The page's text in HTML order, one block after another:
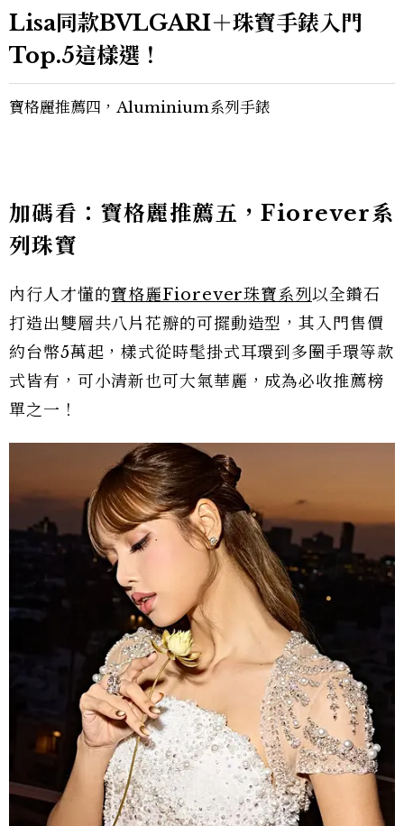
Lisa同款BVLGARI＋珠寶手錶入門
Top.5這樣選！
寶格麗推薦四，Aluminium系列手錶
加碼看：寶格麗推薦五，Fiorever系
列珠寶
內行人才懂的寶格麗Fiorever珠寶系列 以全鑽石
打造出雙層共八片花瓣的可擺動造型，其入門售價
約台幣5萬起，樣式從時髦掛式耳環到多圈手環等款
式皆有，可小清新也可大氣華麗，成為必收推薦榜
單之一！